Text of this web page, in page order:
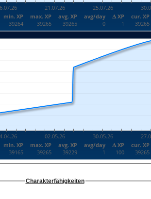
Charakterfähigkeiten